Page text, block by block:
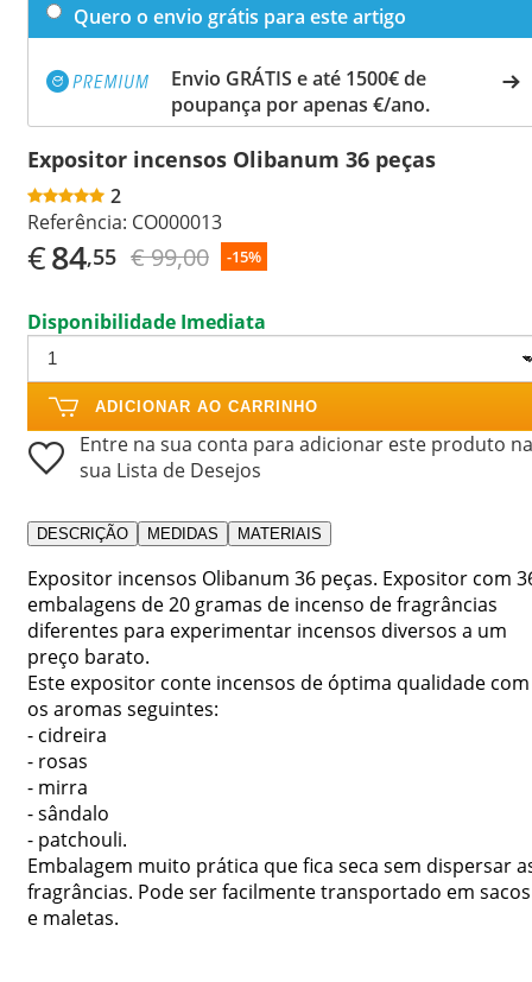
Quero o envio grátis para este artigo
Envio GRÁTIS e até 1500€ de
poupança por apenas €/ano.
Expositor incensos Olibanum 36 peças
2
Referência: CO000013
€84,55 € 99,00 -15%
Disponibilidade Imediata
ADICIONAR AO CARRINHO
Entre na sua conta para adicionar este produto na
sua Lista de Desejos
DESCRIÇÃO MEDIDAS MATERIAIS
Expositor incensos Olibanum 36 peças. Expositor com
embalagens de 20 gramas de incenso de fragrâncias
diferentes para experimentar incensos diversos a um
preço barato.
Este expositor conte incensos de óptima qualidade com
os aromas seguintes:
- cidreira
- rosas
- mirra
- sândalo
- patchouli.
Embalagem muito prática que fica seca sem dispersar
fragrâncias. Pode ser facilmente transportado em sacos
e maletas.